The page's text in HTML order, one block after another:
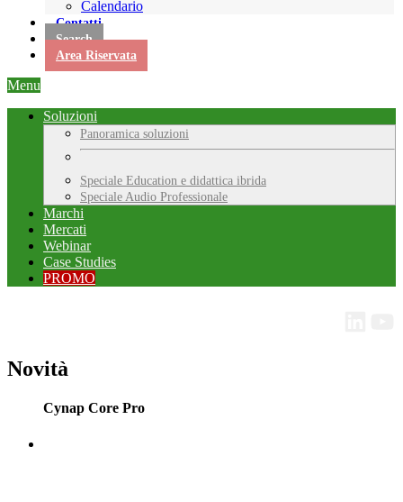
Calendario
Contatti
Search
Area Riservata
Menu
Soluzioni
Panoramica soluzioni
Speciale Education e didattica ibrida
Speciale Audio Professionale
Marchi
Mercati
Webinar
Case Studies
PROMO
Novità
Cynap Core Pro